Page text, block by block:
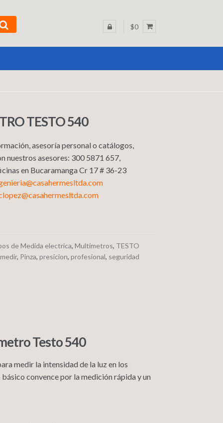
$0
TESTO 540
asesoría personal o catálogos,
nuestros asesores: 300 5871 657,
en Bucaramanga Cr 17 # 36-23
de Medida electrica, Multímetros, TESTO
medir, Pinza, presicion, profesional, seguridad
Testo 540
medir la intensidad de la luz en los
convence por la medición rápida y un